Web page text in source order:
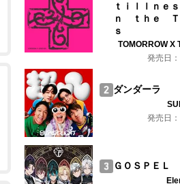
ｔｉｌｌｎｅ
ｎ ｔｈｅ Ｔ
ｓ
TOMORROW X
発売日
ダンダーラ
発売日
ＧＯＳＰＥＬ